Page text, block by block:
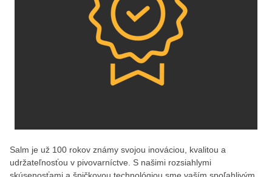
Salm je už 100 rokov známy svojou inováciou, kvalitou a
udržateľnosťou v pivovarníctve. S našimi rozsiahlymi